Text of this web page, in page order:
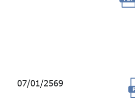
07/01/2569